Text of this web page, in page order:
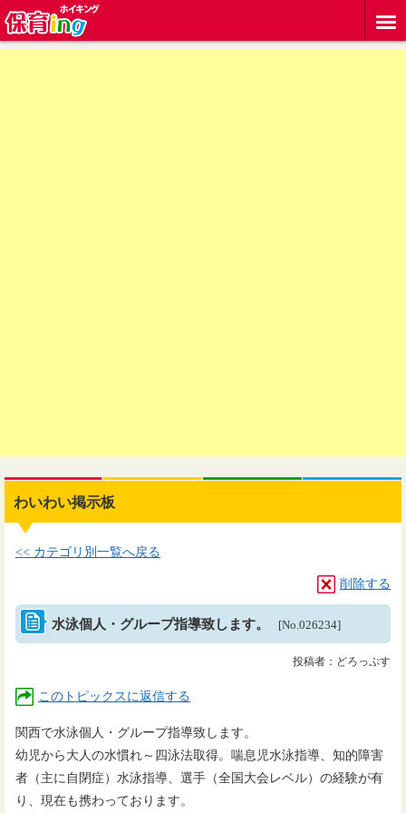
わいわい掲示板
<< カテゴリ別一覧へ戻る
削除する
水泳個人・グループ指導致します。 [No.026234]
投稿者：どろっぷす
このトピックスに返信する
関西で水泳個人・グループ指導致します。
幼児から大人の水慣れ～四泳法取得。喘息児水泳指導、知的障害
者（主に自閉症）水泳指導、選手（全国大会レベル）の経験が有
り、現在も携わっております。